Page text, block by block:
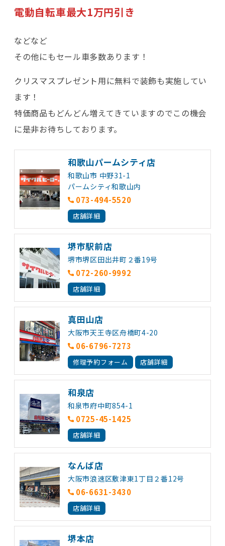
電動自転車最大1万円引き
などなど
その他にもセール車多数あります！
クリスマスプレゼント用に無料で装飾も実施してい
ます！
特価商品もどんどん増えてきていますのでこの機会
に是非お待ちしております。
和歌山パームシティ店
和歌山市 中野31-1
パームシティ和歌山内
073-494-5520
店舗詳細
堺市駅前店
堺市堺区田出井町２番19号
072-260-9992
店舗詳細
真田山店
大阪市天王寺区舟橋町4-20
06-6796-7273
修理予約フォーム 店舗詳細
和泉店
和泉市府中町854-1
0725-45-1425
店舗詳細
なんば店
大阪市浪速区敷津東1丁目２番12号
06-6631-3430
店舗詳細
堺本店